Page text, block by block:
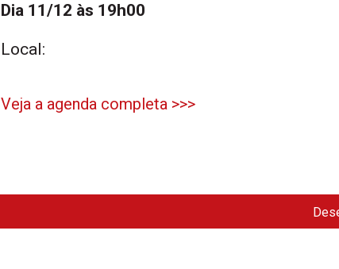
Dia 11/12 às 19h00
Local:
Veja a agenda completa >>>